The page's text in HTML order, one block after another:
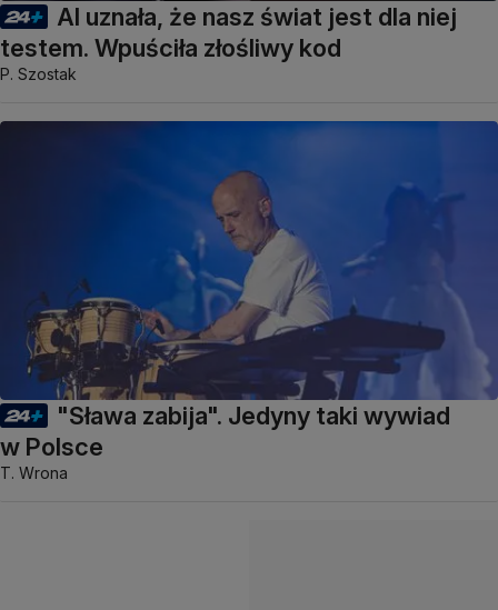
AI uznała, że nasz świat jest dla niej
testem. Wpuściła złośliwy kod
P. Szostak
"Sława zabija". Jedyny taki wywiad
w Polsce
T. Wrona